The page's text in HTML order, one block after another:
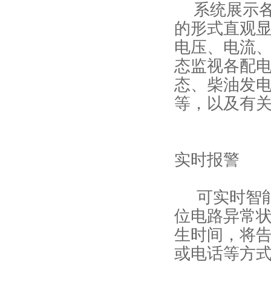
系统展示
的形式直观
电压、电流
态监视各配
态、柴油发
等，以及有
实时报警
可实时智
位电路异常
生时间，将
或电话等方